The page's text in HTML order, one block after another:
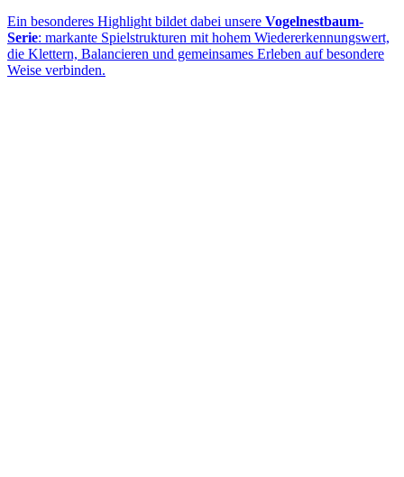
Ein besonderes Highlight bildet dabei unsere Vogelnestbaum-
Serie: markante Spielstrukturen mit hohem Wiedererkennungswert,
die Klettern, Balancieren und gemeinsames Erleben auf besondere
Weise verbinden.